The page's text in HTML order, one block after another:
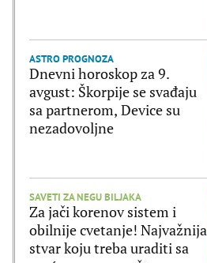
ASTRO PROGNOZA
Dnevni horoskop za 9.
avgust: Škorpije se svađaju
sa partnerom, Device su
nezadovoljne
SAVETI ZA NEGU BILJAKA
Za jači korenov sistem i
obilnije cvetanje! Najvažnija
stvar koju treba uraditi sa